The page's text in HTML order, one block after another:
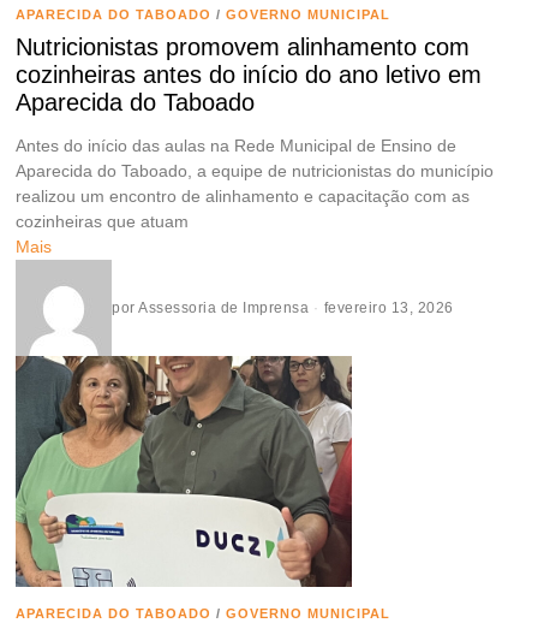
APARECIDA DO TABOADO / GOVERNO MUNICIPAL
Nutricionistas promovem alinhamento com
cozinheiras antes do início do ano letivo em
Aparecida do Taboado
Antes do início das aulas na Rede Municipal de Ensino de
Aparecida do Taboado, a equipe de nutricionistas do município
realizou um encontro de alinhamento e capacitação com as
cozinheiras que atuam
Mais
porAssessoria de Imprensa fevereiro 13, 2026
APARECIDA DO TABOADO / GOVERNO MUNICIPAL